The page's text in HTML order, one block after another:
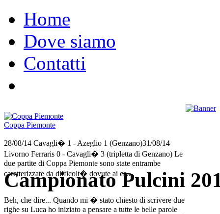
Home
Dove siamo
Contatti
Coppa Piemonte
28/08/14 Cavagli� 1 - Azeglio 1 (Genzano)31/08/14
Livorno Ferraris 0 - Cavagli� 3 (tripletta di Genzano) Le
due partite di Coppa Piemonte sono state entrambe
caretterizzate da difficolt� dovute ai ca....
Beh, che dire... Quando mi � stato chiesto di scrivere due
righe su Luca ho iniziato a pensare a tutte le belle parole
Campionato Pulcini